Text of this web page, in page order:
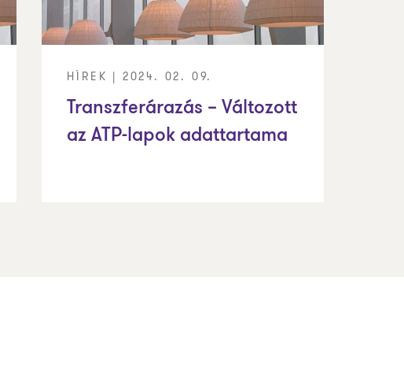
HÍREK | 2024. 02. 09.
Transzferárazás – Változott
az ATP-lapok adattartama